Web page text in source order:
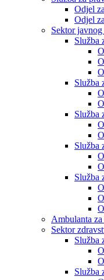
Odjel
Odjel
Sektor javnog
Služba
Služba
Služba
Služba
Služba
Ambulanta
Sektor
Služba
Služba